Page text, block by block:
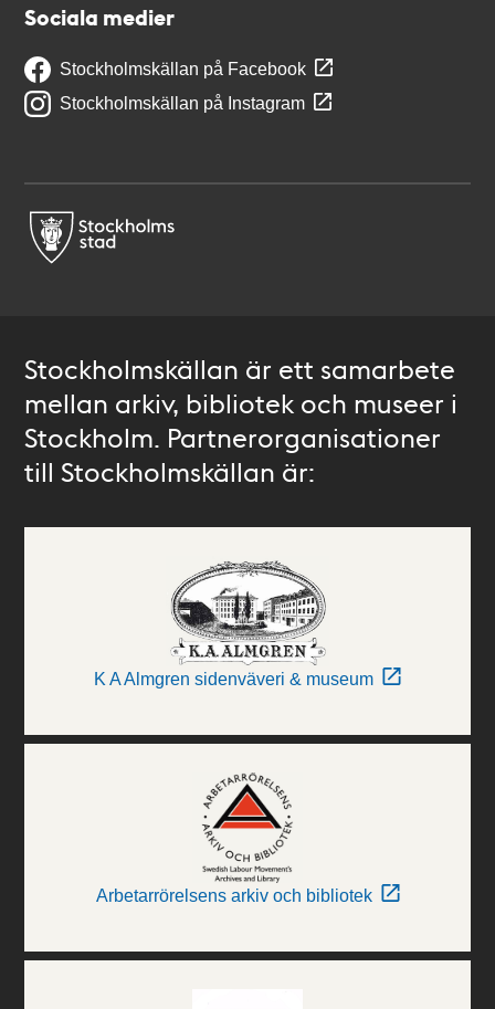
Sociala medier
Stockholmskällan på Facebook
Stockholmskällan på Instagram
Stockholmskällan är ett samarbete
mellan arkiv, bibliotek och museer i
Stockholm. Partnerorganisationer
till Stockholmskällan är:
K A Almgren sidenväveri & museum
Arbetarrörelsens arkiv och bibliotek